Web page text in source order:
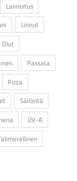
Lannoitus
Linnut
Olut
Passata
Pizza
Säilöntä
UV-A